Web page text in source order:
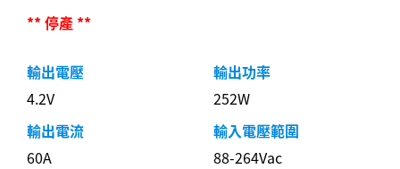
** 停產 **
輸出電壓
4.2V
輸出功率
252W
輸出電流
60A
輸入電壓範圍
88-264Vac